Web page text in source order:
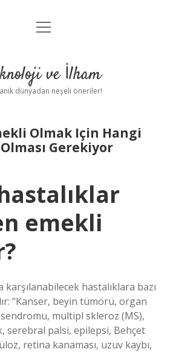
Anasayfa
Yasal Uyarı
menüyü
ve İlham
dünyadan neşeli öneriler!
Olmak Için Hangi
Gerekiyor
emekli
karşılanabilecek hastalıklara bazı
“Kanser, beyin tümörü, organ
multipl skleroz (MS),
serebral palsi, epilepsi, Behçet
retina kanaması, uzuv kaybı,